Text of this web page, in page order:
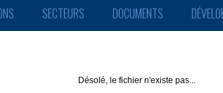
SECTEURS DOCUMENTS
Désolé, le fichier n'existe pas...